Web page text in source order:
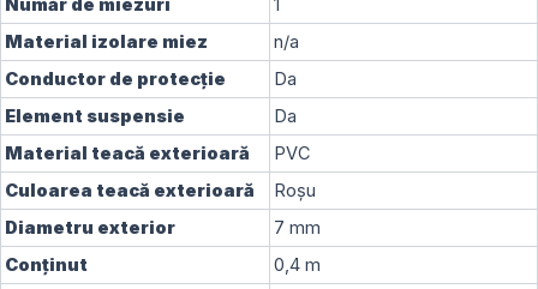
Număr de miezuri
1
Material izolare miez
n/a
Conductor de protecție
Da
Element suspensie
Da
Material teacă exterioară
PVC
Culoarea teacă exterioară
Roșu
Diametru exterior
7 mm
Conținut
0,4 m